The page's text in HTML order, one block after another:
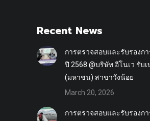
Recent News
การตรวจสอบและรับรองก
ปี 2568 @บริษัท อีโนเว รับ
(มหาชน) สาขาวังน้อย
March 20, 2026
การตรวจสอบและรับรองก